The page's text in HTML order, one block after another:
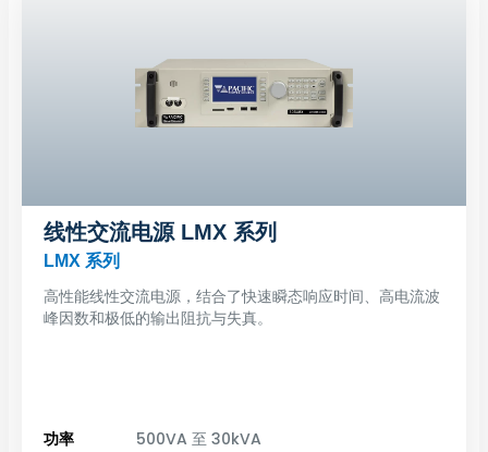
线性交流电源 LMX 系列
LMX 系列
高性能线性交流电源，结合了快速瞬态响应时间、高电流波
峰因数和极低的输出阻抗与失真。
功率
500VA 至 30kVA